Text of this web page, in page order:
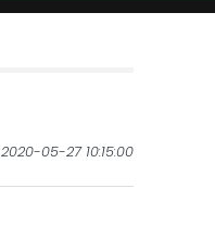
2020-05-27 10:15:00